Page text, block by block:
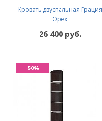
Кровать двуспальная Грация
Орех
26 400 руб.
-50%